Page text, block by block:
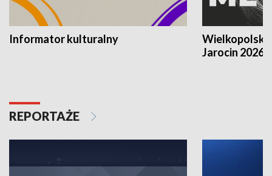
Informator kulturalny
Jarocin 2026
REPORTAŻE